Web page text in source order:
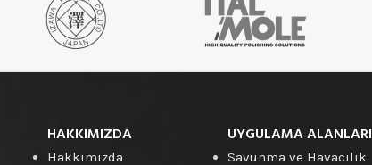
Ürünleri
HAKKIMIZDA
Hakkımızda
UYGULAMA ALANLARI
Savunma ve Havacılık